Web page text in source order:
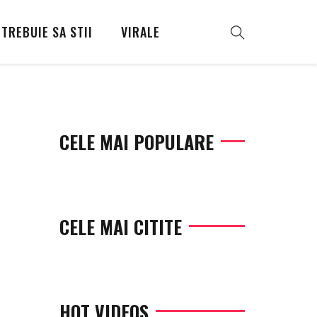
TREBUIE SA STII VIRALE
CELE MAI POPULARE
CELE MAI CITITE